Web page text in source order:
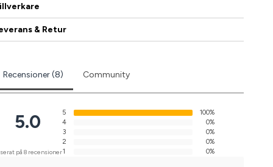
& Retur
Recensioner (8) Community
5.0
på 8 recensioner
5
100%
4
0%
3
0%
2
0%
1
0%